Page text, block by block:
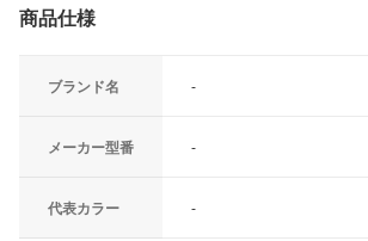
商品仕様
ブランド名 -
メーカー型番 -
代表カラー -